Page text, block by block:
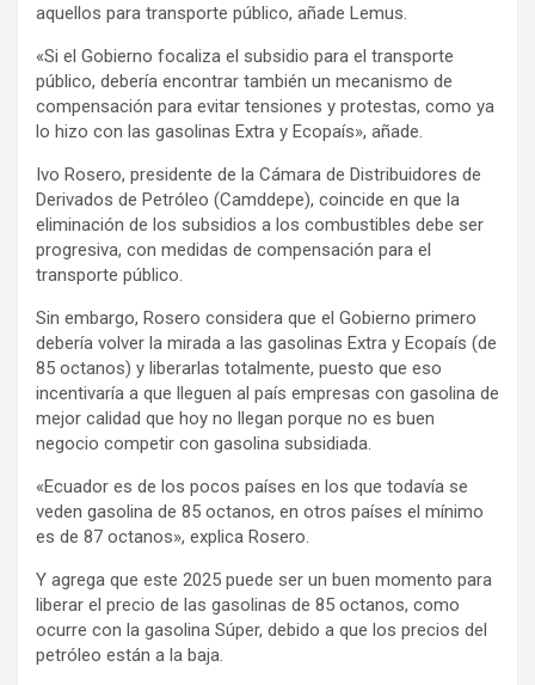
aquellos para transporte público, añade Lemus.
«Si el Gobierno focaliza el subsidio para el transporte
público, debería encontrar también un mecanismo de
compensación para evitar tensiones y protestas, como ya
lo hizo con las gasolinas Extra y Ecopaís», añade.
Ivo Rosero, presidente de la Cámara de Distribuidores de
Derivados de Petróleo (Camddepe), coincide en que la
eliminación de los subsidios a los combustibles debe ser
progresiva, con medidas de compensación para el
transporte público.
Sin embargo, Rosero considera que el Gobierno primero
debería volver la mirada a las gasolinas Extra y Ecopaís (de
85 octanos) y liberarlas totalmente, puesto que eso
incentivaría a que lleguen al país empresas con gasolina de
mejor calidad que hoy no llegan porque no es buen
negocio competir con gasolina subsidiada.
«Ecuador es de los pocos países en los que todavía se
veden gasolina de 85 octanos, en otros países el mínimo
es de 87 octanos», explica Rosero.
Y agrega que este 2025 puede ser un buen momento para
liberar el precio de las gasolinas de 85 octanos, como
ocurre con la gasolina Súper, debido a que los precios del
petróleo están a la baja.